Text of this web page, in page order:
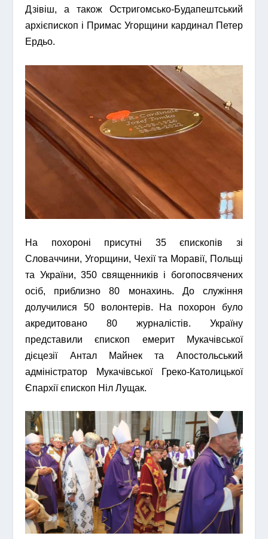
Дзівіш, а також Остригомсько-Будапештський
архієпископ і Примас Угорщини кардинал Петер
Ердьо.
На похороні присутні 35 єпископів зі
Словаччини, Угорщини, Чехії та Моравії, Польщі
та України, 350 священників і богопосвячених
осіб, приблизно 80 монахинь. До служіння
долучилися 50 волонтерів. На похорон було
акредитовано 80 журналістів. Україну
представили єпископ емерит Мукачівської
дієцезії Антал Майнек та Апостольський
адміністратор Мукачівської Греко-Католицької
Єпархії єпископ Ніл Лущак.